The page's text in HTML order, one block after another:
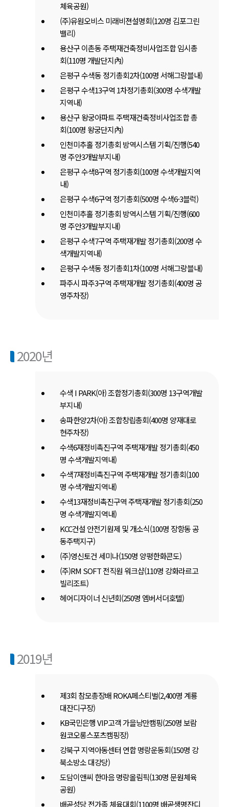
체육공원)
(주)유원오비스 미래비젼설명회(120명 김포그린
밸리)
용산구 이촌동 주택재건축정비사업조합 임시총
회(110명 개발단지內)
은평구 수색동 정기총회2차(100명 서해그랑블내)
은평구 수색13구역 1차정기총회(300명 수색개발
지역내)
용산구 왕궁아파트 주택재건축정비사업조합 총
회(100명 왕궁단지內)
인천미추홀 정기총회 방역시스템 기획/진행(540
명 주안3개발부지내)
은평구 수색8구역 정기총회(100명 수색개발지역
내)
은평구 수색6구역 정기총회(500명 수색6-3블럭)
인천미추홀 정기총회 방역시스템 기획/진행(600
명 주안3개발부지내)
은평구 수색7구역 주택재개발 정기총회(200명 수
색개발지역내)
은평구 수색동 정기총회1차(100명 서해그랑블내)
파주시 파주3구역 주택재개발 정기총회(400명 공
영주차장)
2020년
수색 I PARK(아) 조합정기총회(300명 13구역개발
부지내)
송파한양2차(아) 조합창립총회(400명 양재대로
현주차장)
수색6재정비촉진구역 주택재개발 정기총회(450
명 수색개발지역내)
수색7재정비촉진구역 주택재개발 정기총회(100
명 수색개발지역내)
수색13재정비촉진구역 주택재개발 정기총회(250
명 수색개발지역내)
KCC건설 안전기원제 및 개소식(100명 장항동 공
동주택지구)
(주)영신토건 세미나(150명 양평한화콘도)
(주)RM SOFT 전직원 워크샵(110명 강화라르고
빌리조트)
헤어디자이너 신년회(250명 엠버서더호텔)
2019년
제3회 참모총장배 ROKA페스티벌(2,400명 계룡
대잔디구장)
KB국민은행 VIP고객 가을낭만캠핑(250명 보람
원코오롱스포츠캠핑장)
강북구 지역아동센터 연합 명랑운동회(150명 강
북소방소 대강당)
도담이앤씨 한마음 명랑올림픽(130명 문원체육
공원)
배곧성당 전가족 체육대회(1100명 배곧생명잔디